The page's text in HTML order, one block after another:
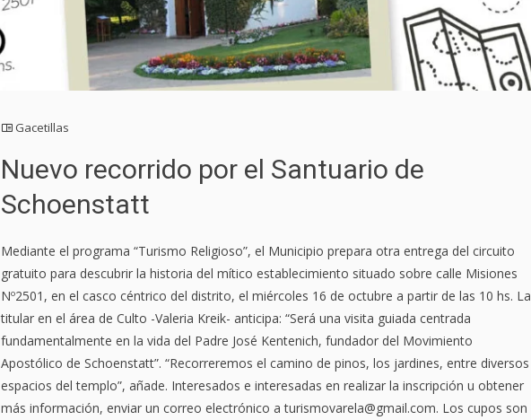
Gacetillas
Nuevo recorrido por el Santuario de
Schoenstatt
Mediante el programa “Turismo Religioso”, el Municipio prepara otra entrega del circuito
gratuito para descubrir la historia del mítico establecimiento situado sobre calle Misiones
Nº2501, en el casco céntrico del distrito, el miércoles 16 de octubre a partir de las 10 hs. La
titular en el área de Culto -Valeria Kreik- anticipa: “Será una visita guiada centrada
fundamentalmente en la vida del Padre José Kentenich, fundador del Movimiento
Apostólico de Schoenstatt”. “Recorreremos el camino de pinos, los jardines, entre diversos
espacios del templo”, añade. Interesados e interesadas en realizar la inscripción u obtener
más información, enviar un correo electrónico a turismovarela@gmail.com. Los cupos son